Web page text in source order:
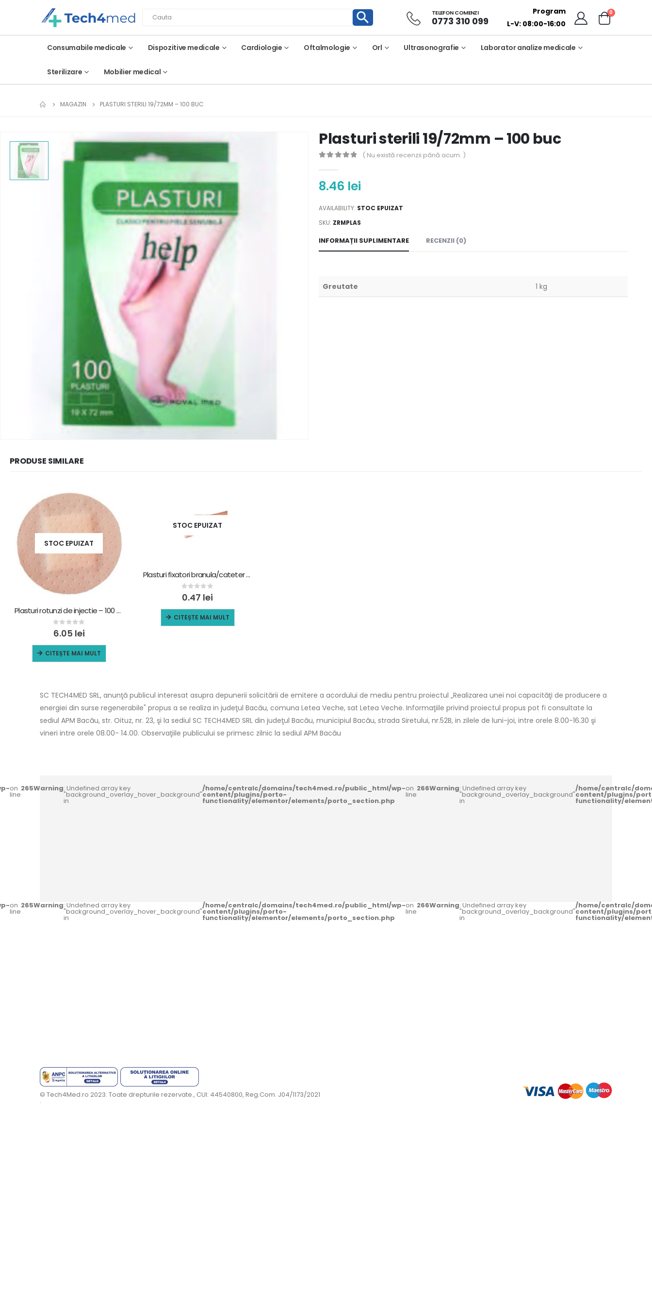
TELEFON COMENZI
0773 310 099
Program
L-V: 08:00-16:00
0
Consumabile medicale Dispozitive medicale Cardiologie Oftalmologie Orl Ultrasonografie Laborator analize medicale
Sterilizare Mobilier medical
MAGAZIN PLASTURI STERILI 19/72MM – 100 BUC
Plasturi sterili 19/72mm – 100 buc
( Nu există recenzii până acum. )
8.46 lei
AVAILABILITY: STOC EPUIZAT
SKU: ZRMPLAS
INFORMAȚII SUPLIMENTARE RECENZII (0)
Greutate 1 kg
PRODUSE SIMILARE
STOC EPUIZAT
Plasturi rotunzi de injectie – 100 buc
0out of 5
6.05 lei
CITEȘTE MAI MULT
STOC EPUIZAT
Plasturi fixatori branula/cateter nw 6cm x 8cm
0out of 5
0.47 lei
CITEȘTE MAI MULT
SC TECH4MED SRL, anunţă publicul interesat asupra depunerii solicitării de emitere a acordului de mediu pentru proiectul „Realizarea unei noi capacităţi de producere a
energiei din surse regenerabile" propus a se realiza in judeţul Bacău, comuna Letea Veche, sat Letea Veche. Informaţiile privind proiectul propus pot fi consultate la
sediul APM Bacău, str. Oituz, nr. 23, şi la sediul SC TECH4MED SRL din judeţul Bacău, municipiul Bacău, strada Siretului, nr.52B, in zilele de luni-joi, intre orele 8.00-16.30 şi
vineri intre orele 08.00- 14.00. Observaţiile publicului se primesc zilnic la sediul APM Bacău
on
line
265Warning: Undefined array key
"background_overlay_hover_background"
in
/home/centralc/domains/tech4med.ro/public_html/wp-
content/plugins/porto-
functionality/elementor/elements/porto_section.php
on
line
266Warning: Undefined array key
"background_overlay_background"
in
/home/centralc/
content/plugins/
functionality/
on
line
265Warning: Undefined array key
"background_overlay_hover_background"
in
/home/centralc/domains/tech4med.ro/public_html/wp-
content/plugins/porto-
functionality/elementor/elements/porto_section.php
on
line
266Warning: Undefined array key
"background_overlay_background"
in
/home/centralc/
content/plugins/
functionality/
© Tech4Med.ro 2023. Toate drepturile rezervate., CUI: 44540800, Reg.Com. J04/1173/2021
.